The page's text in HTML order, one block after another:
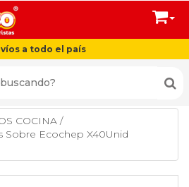
a todo el país
COCINA /
Sobre Ecochep X40Unid